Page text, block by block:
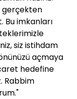
gerçekten
Bu imkanları
siz istihdam
açmaya
hedefine
Rabbim